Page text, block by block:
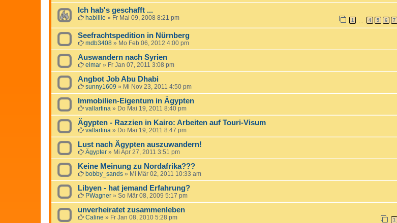
Ich hab's geschafft ...
habillie » Fr Mai 09, 2008 8:21 pm 1 4 5 6 7
Seefrachtspedition in Nürnberg
mdb3408 » Mo Feb 06, 2012 4:00 pm
Auswandern nach Syrien
elmar » Fr Jan 07, 2011 3:08 pm
Angbot Job Abu Dhabi
sunny1609 » Mi Nov 23, 2011 4:50 pm
Immobilien-Eigentum in Ägypten
vallartina » Do Mai 19, 2011 8:40 pm
Ägypten - Razzien in Kairo: Arbeiten auf Touri-Visum
vallartina » Do Mai 19, 2011 8:47 pm
Lust nach Ägypten auszuwandern!
Ägypter » Mi Apr 27, 2011 3:51 pm
Keine Meinung zu Nordafrika???
bobby_sands » Mi Mär 02, 2011 10:33 am
Libyen - hat jemand Erfahrung?
PWagner » So Mär 08, 2009 5:17 pm
unverheiratet zusammenleben
Caline » Fr Jan 08, 2010 5:28 pm 1